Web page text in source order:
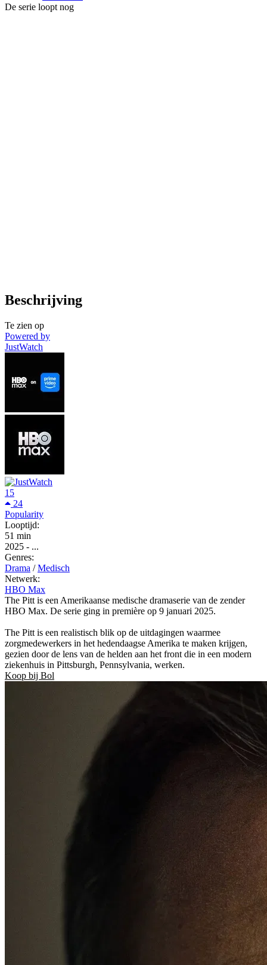
De serie loopt nog
Beschrijving
Te zien op
Powered by
JustWatch
15
24
Popularity
Looptijd:
51 min
2025 - ...
Genres:
Drama / Medisch
Netwerk:
HBO Max
The Pitt is een Amerikaanse medische dramaserie van de zender
HBO Max. De serie ging in première op 9 januari 2025.
The Pitt is een realistisch blik op de uitdagingen waarmee
zorgmedewerkers in het hedendaagse Amerika te maken krijgen,
gezien door de lens van de helden aan het front die in een modern
ziekenhuis in Pittsburgh, Pennsylvania, werken.
Koop bij Bol